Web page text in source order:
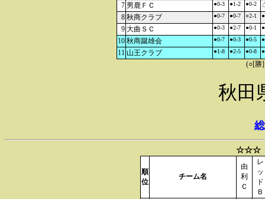
7 男鹿ＦＣ ●0-3 ●1-2 ●0-2
8 秋商クラブ ●0-7 ●0-7 ○2-1
9 大曲ＳＣ ●0-3 ●2-7 ●0-1
10 秋商蹴雄会 ●0-7 ●0-3 ●0-5
11 山王クラブ ●1-8 ●2-5 ●0-8
(○[勝
秋田
☆☆☆
順
位
チーム名
由
利
Ｃ
レ
ッ
ド
Ｂ